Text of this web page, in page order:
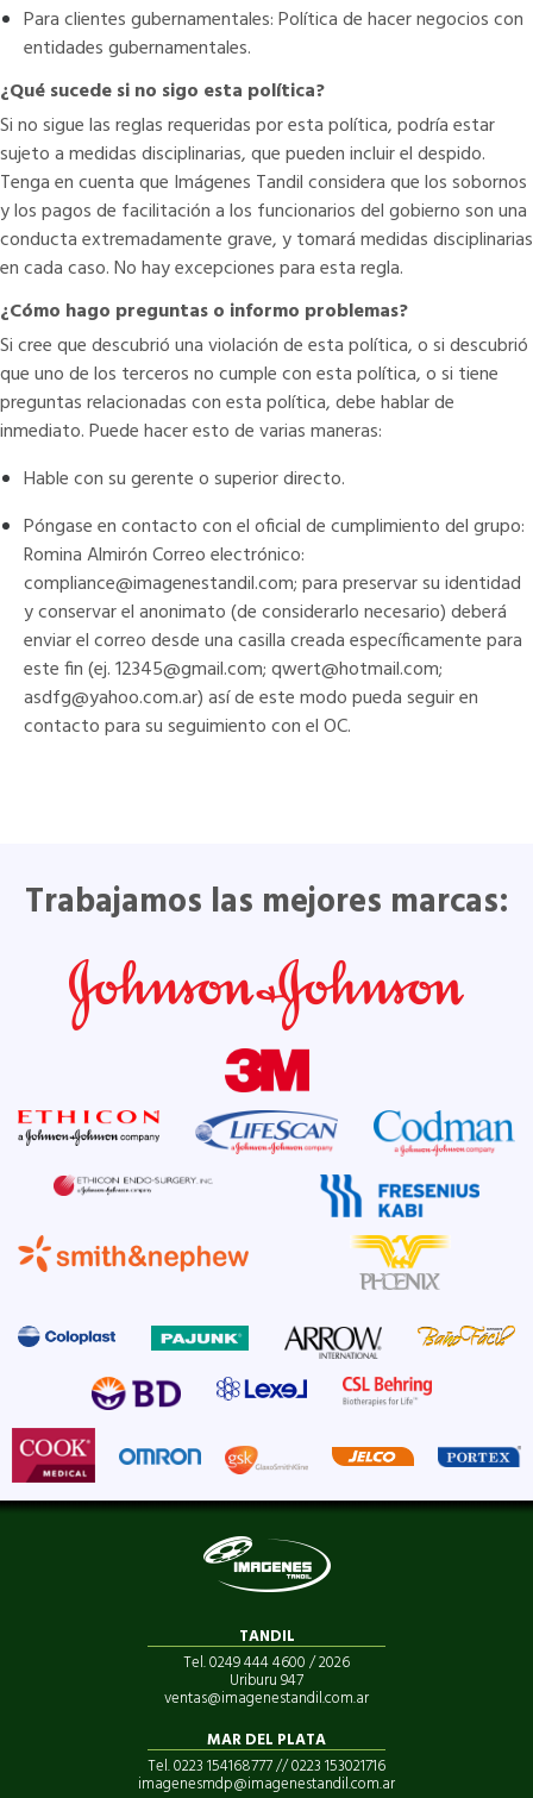
Para clientes gubernamentales: Política de hacer negocios con
entidades gubernamentales.
¿Qué sucede si no sigo esta política?
Si no sigue las reglas requeridas por esta política, podría estar
sujeto a medidas disciplinarias, que pueden incluir el despido.
Tenga en cuenta que Imágenes Tandil considera que los sobornos
y los pagos de facilitación a los funcionarios del gobierno son una
conducta extremadamente grave, y tomará medidas disciplinarias
en cada caso. No hay excepciones para esta regla.
¿Cómo hago preguntas o informo problemas?
Si cree que descubrió una violación de esta política, o si descubrió
que uno de los terceros no cumple con esta política, o si tiene
preguntas relacionadas con esta política, debe hablar de
inmediato. Puede hacer esto de varias maneras:
Hable con su gerente o superior directo.
Póngase en contacto con el oficial de cumplimiento del grupo:
Romina Almirón Correo electrónico:
compliance@imagenestandil.com; para preservar su identidad
y conservar el anonimato (de considerarlo necesario) deberá
enviar el correo desde una casilla creada específicamente para
este fin (ej. 12345@gmail.com; qwert@hotmail.com;
asdfg@yahoo.com.ar) así de este modo pueda seguir en
contacto para su seguimiento con el OC.
Trabajamos las mejores marcas:
TANDIL
Tel. 0249 444 4600 / 2026
Uriburu 947
ventas@imagenestandil.com.ar
MAR DEL PLATA
Tel. 0223 154168777 // 0223 153021716
imagenesmdp@imagenestandil.com.ar